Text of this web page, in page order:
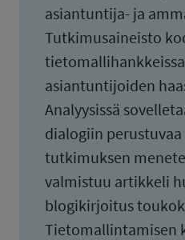
asiantuntija- ja
Tutkimusaineisto
asiantuntijoiden
Analyysissä
dialogiin
tutkimuksen
valmistuu artikkeli
blogikirjoitus
Tietomallintamisen